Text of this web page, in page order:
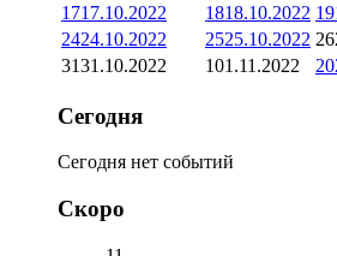
1717.10.2022 1818.10.2022 19
2424.10.2022 2525.10.2022 26
3131.10.2022 101.11.2022 2
Сегодня
Сегодня нет событий
Скоро